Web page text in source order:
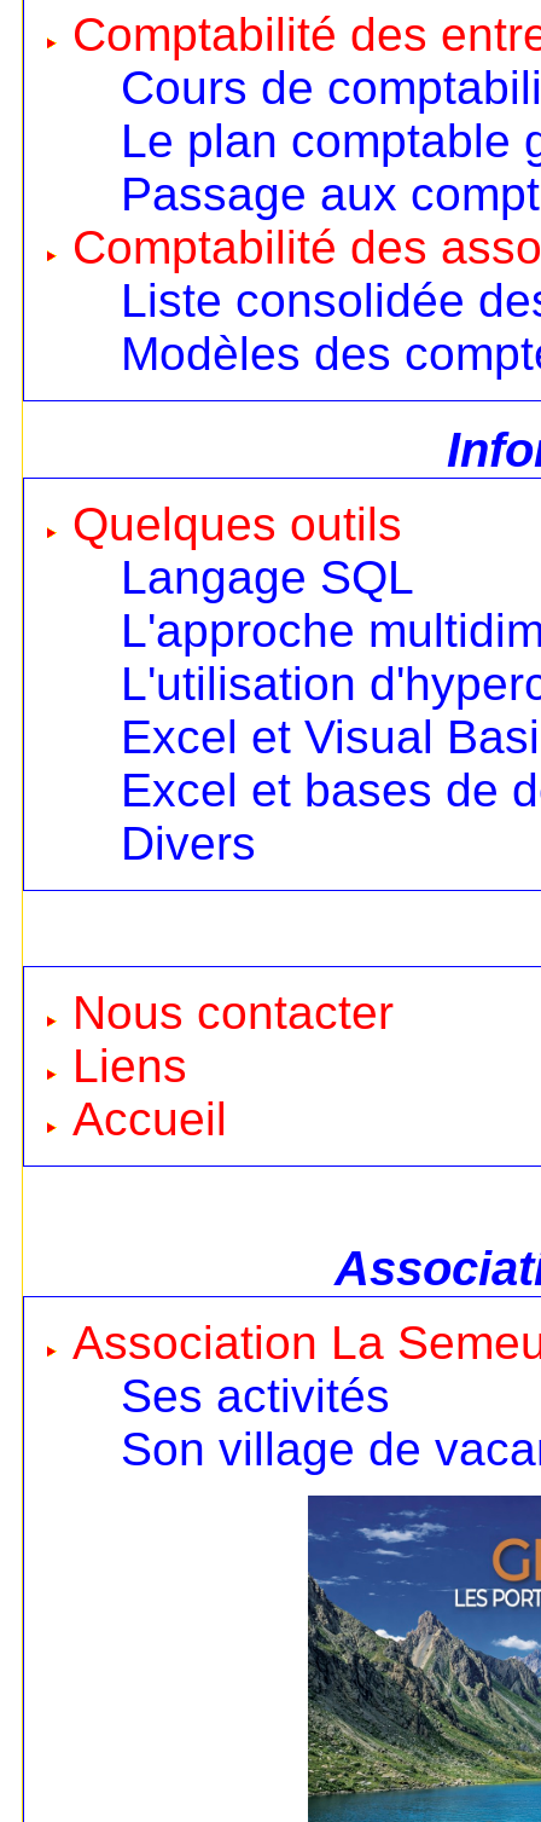
Comptabilité des
Cours de
Le plan comptable
Passage aux
Comptabilité des
Liste consolidée
Modèles des
Quelques outils
Langage SQL
L'approche
L'utilisation
Excel et Visual
Excel et bases de
Divers
Nous contacter
Liens
Accueil
Association La
Ses activités
Son village de